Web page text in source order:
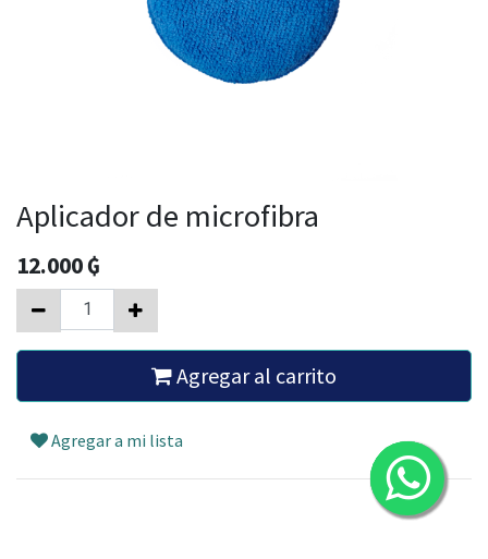
Aplicador de microfibra
12.000₲
Agregar al carrito
Agregar a mi lista